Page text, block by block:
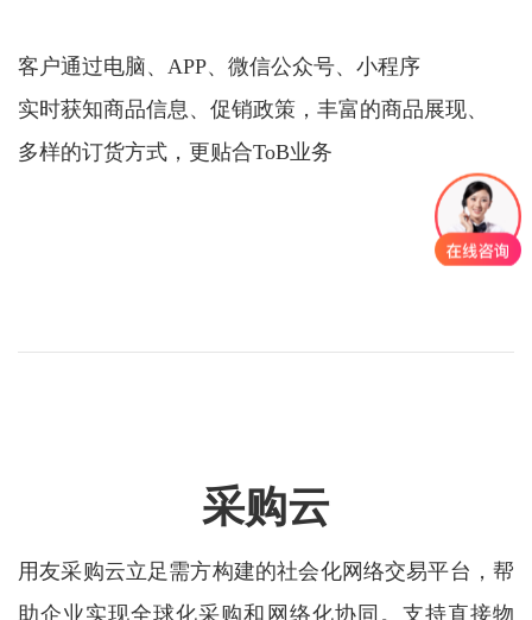
客户通过电脑、APP、微信公众号、小程序
实时获知商品信息、促销政策，丰富的商品展现、
多样的订货方式，更贴合ToB业务
采购云
用友采购云立足需方构建的社会化网络交易平台，帮
助企业实现全球化采购和网络化协同。支持直接物